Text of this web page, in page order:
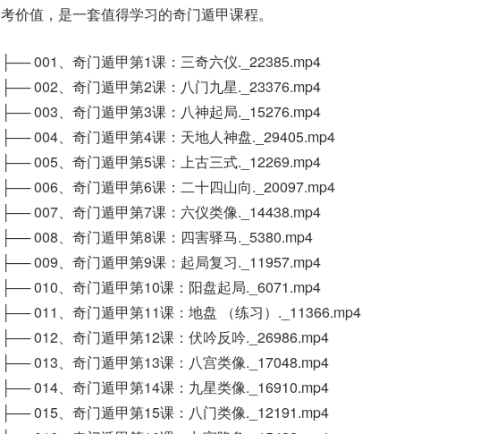
考价值，是一套值得学习的奇门遁甲课程。
├── 001、奇门遁甲第1课：三奇六仪._22385.mp4
├── 002、奇门遁甲第2课：八门九星._23376.mp4
├── 003、奇门遁甲第3课：八神起局._15276.mp4
├── 004、奇门遁甲第4课：天地人神盘._29405.mp4
├── 005、奇门遁甲第5课：上古三式._12269.mp4
├── 006、奇门遁甲第6课：二十四山向._20097.mp4
├── 007、奇门遁甲第7课：六仪类像._14438.mp4
├── 008、奇门遁甲第8课：四害驿马._5380.mp4
├── 009、奇门遁甲第9课：起局复习._11957.mp4
├── 010、奇门遁甲第10课：阳盘起局._6071.mp4
├── 011、奇门遁甲第11课：地盘 （练习）._11366.mp4
├── 012、奇门遁甲第12课：伏吟反吟._26986.mp4
├── 013、奇门遁甲第13课：八宫类像._17048.mp4
├── 014、奇门遁甲第14课：九星类像._16910.mp4
├── 015、奇门遁甲第15课：八门类像._12191.mp4